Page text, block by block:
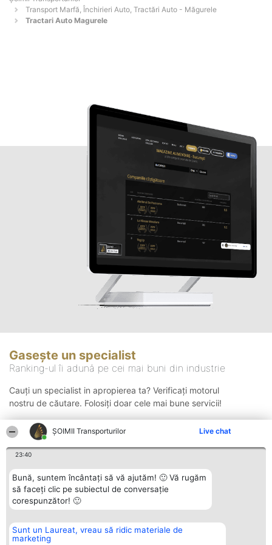
ȘOIMII Transporturilor Live chat
23:40
Bună, suntem încântați să vă ajutăm! 🙂 Vă rugăm
să faceți clic pe subiectul de conversație
corespunzător! 🙂
Sunt un Laureat, vreau să ridic materiale de
marketing
Transport Marfă, Închirieri Auto, Tractări Auto - Măgurele
Tractari Auto Magurele
Gasește un specialist
Ranking-ul îi adună pe cei mai buni din industrie
Cauți un specialist in apropierea ta? Verificați motorul
nostru de căutare. Folosiți doar cele mai bune servicii!
Organizator Ranking
BRIGHT SOLUTIONS BR SRL
Plebiscyt Contact